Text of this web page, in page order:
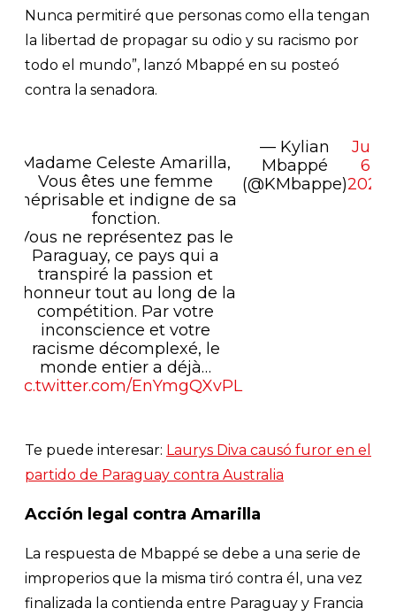
Nunca permitiré que personas como ella tengan
la libertad de propagar su odio y su racismo por
todo el mundo”, lanzó Mbappé en su posteó
contra la senadora.
Madame Celeste Amarilla,
Vous êtes une femme
méprisable et indigne de sa
fonction.
Vous ne représentez pas le
Paraguay, ce pays qui a
transpiré la passion et
l’honneur tout au long de la
compétition. Par votre
inconscience et votre
racisme décomplexé, le
monde entier a déjà…
pic.twitter.com/EnYmgQXvPL
— Kylian
Mbappé
(@KMbappe)
July
6,
2026
Te puede interesar: Laurys Diva causó furor en el
partido de Paraguay contra Australia
Acción legal contra Amarilla
La respuesta de Mbappé se debe a una serie de
improperios que la misma tiró contra él, una vez
finalizada la contienda entre Paraguay y Francia